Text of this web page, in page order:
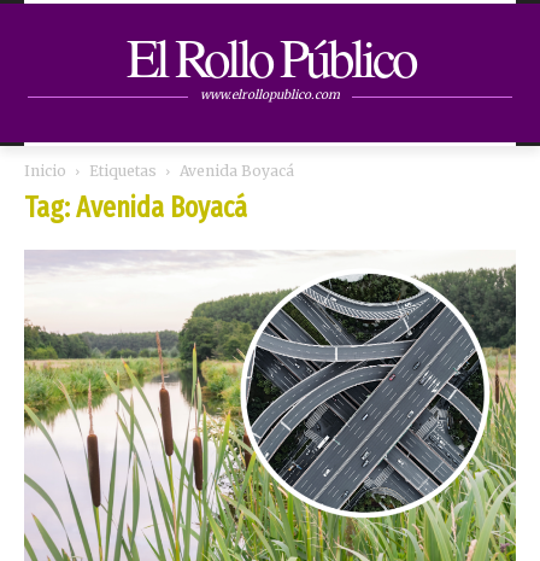
El Rollo Público
www.elrollopublico.com
Inicio Etiquetas Avenida Boyacá
Tag: Avenida Boyacá